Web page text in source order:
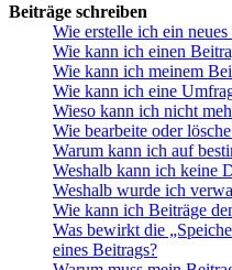
Beiträge schreiben
Wie erstelle ich ein
Wie kann ich einen
Wie kann ich meinem
Wie kann ich eine
Wieso kann ich nicht
Wie bearbeite oder
Warum kann ich auf
Weshalb kann ich keine
Weshalb wurde ich
Wie kann ich Beiträge
Was bewirkt die
eines Beitrags?